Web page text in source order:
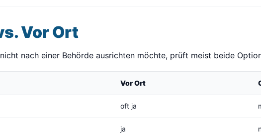
Vor Ort
nach einer Behörde ausrichten möchte, prüft meist beide
Vor Ort
oft ja
ja